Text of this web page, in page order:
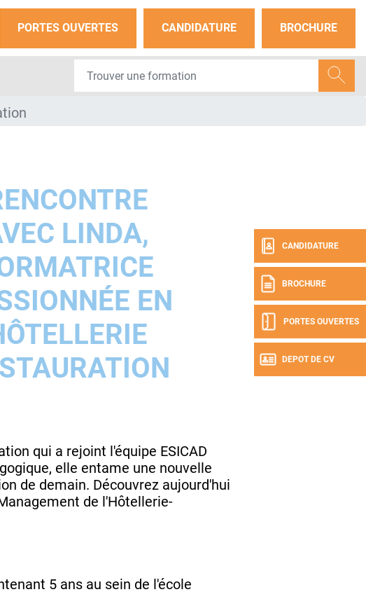
PORTES OUVERTES CANDIDATURE BROCHURE
CANDIDATURE
BROCHURE
PORTES OUVERTES
DEPOT DE CV
LINDA,
EN
qui a rejoint l'équipe ESICAD
elle entame une nouvelle
de demain. Découvrez aujourd'hui
de l'Hôtellerie-
5 ans au sein de l'école